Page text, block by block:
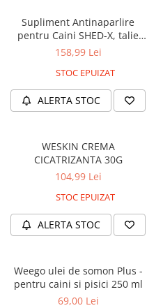
Supliment Antinaparlire
pentru Caini SHED-X, talie
mare, 946 ML
158,99 Lei
STOC EPUIZAT
ALERTA STOC
WESKIN CREMA
CICATRIZANTA 30G
104,99 Lei
STOC EPUIZAT
ALERTA STOC
Weego ulei de somon Plus -
pentru caini si pisici 250 ml
69,00 Lei